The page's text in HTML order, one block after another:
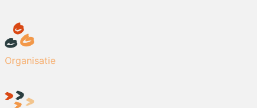
Organisatie